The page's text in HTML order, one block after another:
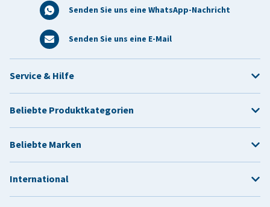
Senden Sie uns eine WhatsApp-Nachricht
Senden Sie uns eine E-Mail
Service & Hilfe
Beliebte Produktkategorien
Beliebte Marken
International